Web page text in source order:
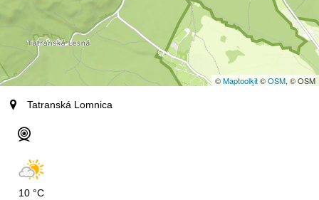
©Maptoolkit©OSM, © OSM
CAZARE
Webcams
Cam3
Cam4
Prog. Meteo (Munte)
Tatranská Lomnica
10 °C